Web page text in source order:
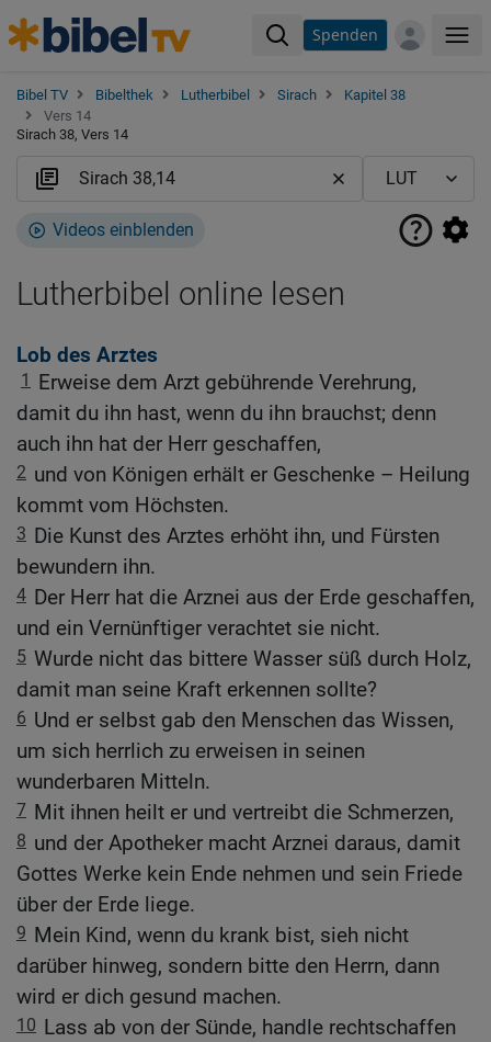
Spenden
Bibel TV Bibelthek Lutherbibel Sirach
Kapitel 38
Vers 14
Sirach 38, Vers 14
Videos einblenden
Lutherbibel online lesen
Lob des Arztes
1
Erweise dem Arzt gebührende Verehrung,
damit du ihn hast, wenn du ihn brauchst; denn
auch ihn hat der Herr geschaffen,
2 und von Königen erhält er Geschenke – Heilung
kommt vom Höchsten.
3 Die Kunst des Arztes erhöht ihn, und Fürsten
bewundern ihn.
4 Der Herr hat die Arznei aus der Erde geschaffen,
und ein Vernünftiger verachtet sie nicht.
5 Wurde nicht das bittere Wasser süß durch Holz,
damit man seine Kraft erkennen sollte?
6 Und er selbst gab den Menschen das Wissen,
um sich herrlich zu erweisen in seinen
wunderbaren Mitteln.
7 Mit ihnen heilt er und vertreibt die Schmerzen,
8 und der Apotheker macht Arznei daraus, damit
Gottes Werke kein Ende nehmen und sein Friede
über der Erde liege.
9 Mein Kind, wenn du krank bist, sieh nicht
darüber hinweg, sondern bitte den Herrn, dann
wird er dich gesund machen.
10 Lass ab von der Sünde, handle rechtschaffen